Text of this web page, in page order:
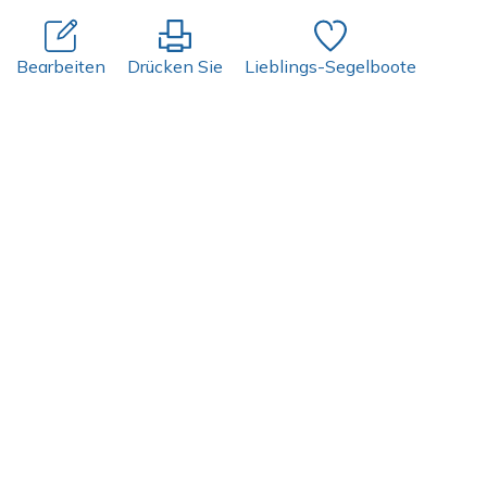
Bearbeiten Drücken Sie Lieblings-Segelboote